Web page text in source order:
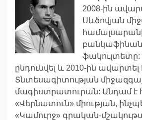
2008-ին
Սևծովյան
ֆակուլտետը:
ընդունվել և 2010-ին ավարտել
Տնտեսագիտության
մագիստրատուրան: Անդամ է
«Վերնատուն» միության,
«Կամուրջ» գրական-